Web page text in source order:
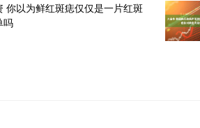
你以为鲜红斑痣仅仅是一片红斑
吗